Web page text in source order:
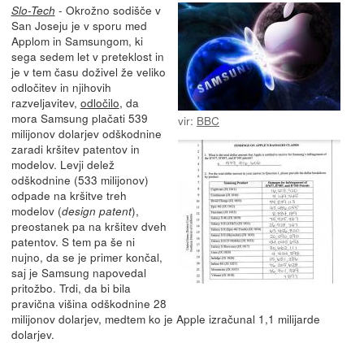
vir: BBC
Slo-Tech - Okrožno sodišče v
San Joseju je v sporu med
Applom in Samsungom, ki
sega sedem let v preteklost in
je v tem času doživel že veliko
odločitev in njihovih
razveljavitev, odločilo, da
mora Samsung plačati 539
milijonov dolarjev odškodnine
zaradi kršitev patentov in
modelov. Levji delež
odškodnine (533 milijonov)
odpade na kršitve treh
modelov (design patent),
preostanek pa na kršitev dveh
patentov. S tem pa še ni
nujno, da se je primer končal,
saj je Samsung napovedal
pritožbo. Trdi, da bi bila
pravična višina odškodnine 28
milijonov dolarjev, medtem ko je Apple izračunal 1,1 milijarde
dolarjev.